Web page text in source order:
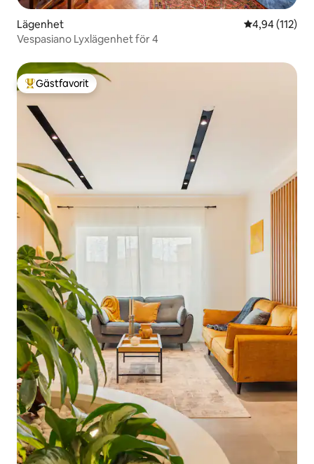
Lägenhet 4,94 av 5 i
4,94 (112)
Vespasiano Lyxlägenhet för 4
Populär gästfavorit
Gästfavorit